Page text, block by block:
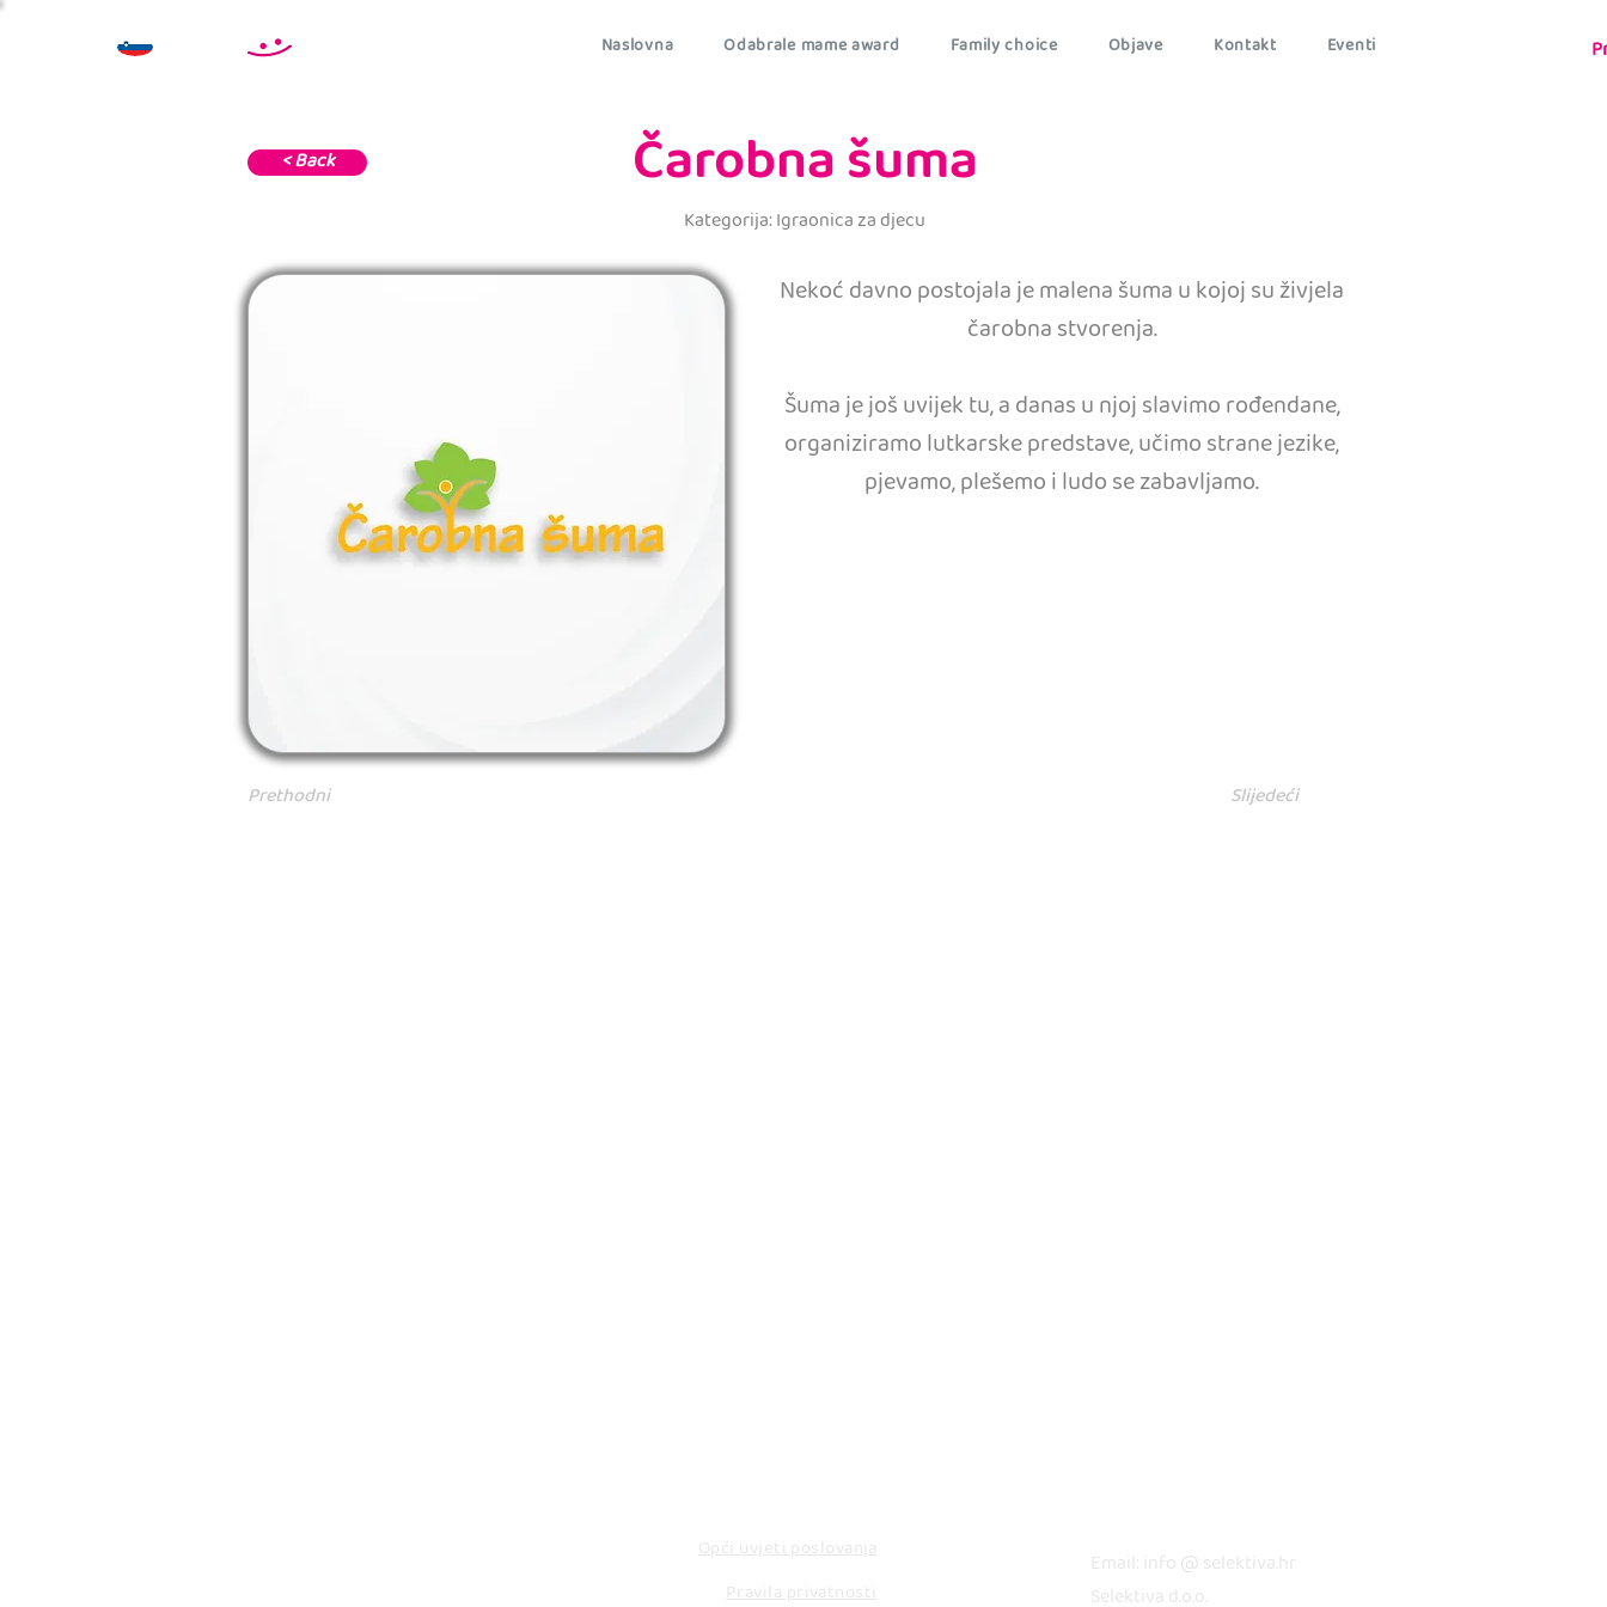
Naslovna Odabrale mame award Family choice Objave Kontakt Eventi
< Back Čarobna šuma
Kategorija: Igraonica za djecu
Prethodni
Nekoć davno postojala je malena šuma u kojoj su živjela
čarobna stvorenja.
Šuma je još uvijek tu, a danas u njoj slavimo rođendane,
organiziramo lutkarske predstave, učimo strane jezike,
pjevamo, plešemo i ludo se zabavljamo.
Slijedeći
Opći uvjeti poslovanja
Pravila privatnosti
Email: info @ selektiva.hr
Selektiva d.o.o.